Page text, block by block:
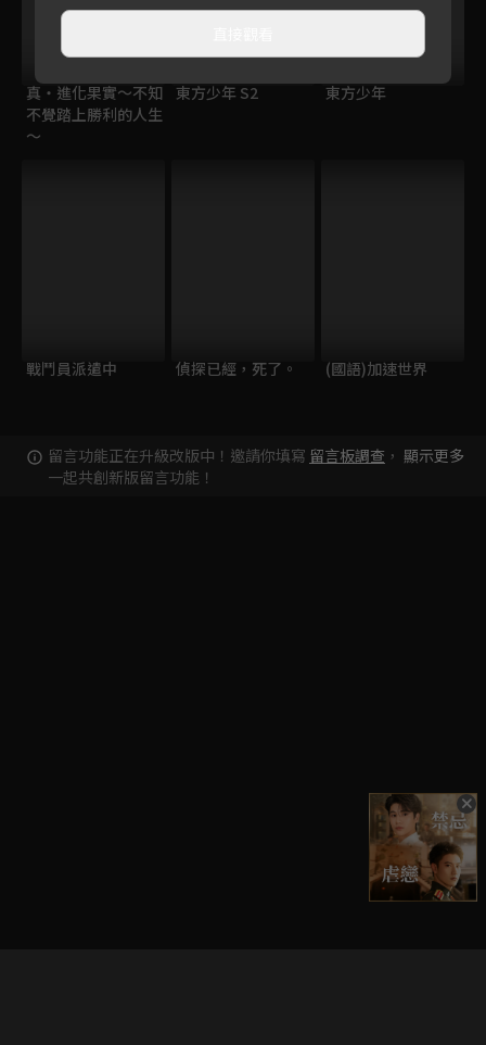
真・進化果實～不知
不覺踏上勝利的人生
～
東方少年 S2 東方少年
戰鬥員派遣中 偵探已經，死了。 (國語)加速世界
留言功能正在升級改版中！邀請你填寫 留言板調查 ，
一起共創新版留言功能！
顯示更多